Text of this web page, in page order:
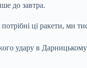
до завтра.
ці ракети, ми
удару в